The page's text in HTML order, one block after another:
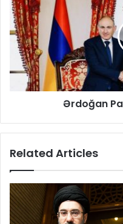
Ərdoğan
Related Articles